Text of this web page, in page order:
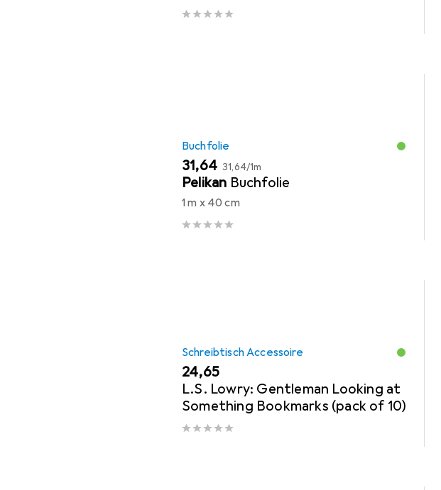
Buchfolie
EUR
31,64 EUR
31,64/1m
Pelikan Buchfolie
1 m x 40 cm
Schreibtisch Accessoire
EUR
24,65
L.S. Lowry: Gentleman Looking at
Something Bookmarks (pack of 10)